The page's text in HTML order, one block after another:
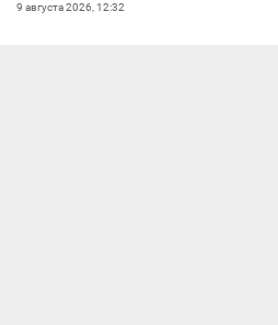
9 августа 2026, 12:32